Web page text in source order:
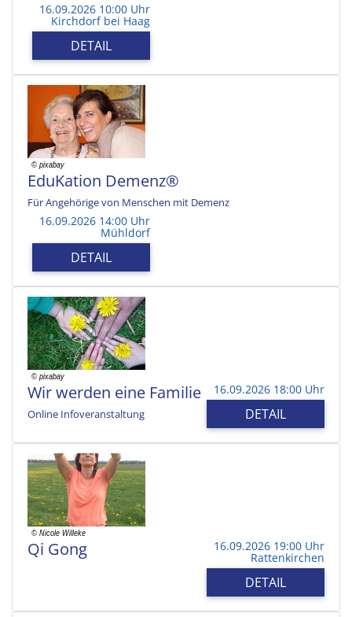
16.09.2026 10:00 Uhr
Kirchdorf bei Haag
DETAIL
EduKation Demenz®
Für Angehörige von Menschen mit Demenz
16.09.2026 14:00 Uhr
Mühldorf
DETAIL
Wir werden eine Familie
Online Infoveranstaltung
16.09.2026 18:00 Uhr
DETAIL
Qi Gong 16.09.2026 19:00 Uhr
Rattenkirchen
DETAIL